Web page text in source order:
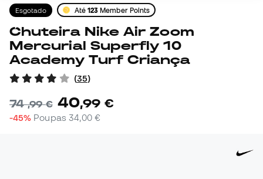
Esgotado Até 123 Member Points
Chuteira Nike Air Zoom
Mercurial Superfly 10
Academy Turf Criança
(35)
74,99 € 40,99 €
-45% Poupas 34,00 €